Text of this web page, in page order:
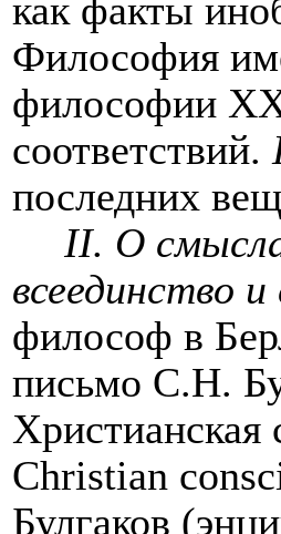
как факты
Философия
философии ХХ
соответствий.
последних
II. О
всеединство
философ в
письмо С.Н.
Христианская
Christian
Булгаков